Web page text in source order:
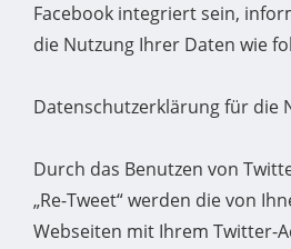
Facebook integriert sein,
die Nutzung Ihrer Daten wie
Datenschutzerklärung für die
Durch das Benutzen von
„Re-Tweet“ werden die von
Webseiten mit Ihrem Twitter-